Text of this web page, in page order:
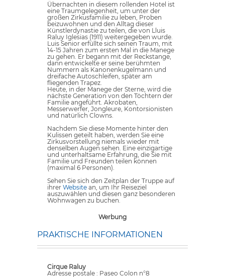
Übernachten in diesem rollenden Hotel ist
eine Traumgelegenheit, um unter der
großen Zirkusfamilie zu leben, Proben
beizuwohnen und den Alltag dieser
Künstlerdynastie zu teilen, die von Lluis
Raluy Iglesias (1911) weitergegeben wurde.
Luis Senior erfüllte sich seinen Traum, mit
14-15 Jahren zum ersten Mal in die Manege
zu gehen. Er begann mit der Reckstange,
dann entwickelte er seine berühmten
Nummern als Kanonenkugelmann und
dreifache Autoschleifen, später am
fliegenden Trapez.
Heute, in der Manege der Sterne, wird die
nächste Generation von den Töchtern der
Familie angeführt. Akrobaten,
Messerwerfer, Jongleure, Kontorsionisten
und natürlich Clowns.
Nachdem Sie diese Momente hinter den
Kulissen geteilt haben, werden Sie eine
Zirkusvorstellung niemals wieder mit
denselben Augen sehen. Eine einzigartige
und unterhaltsame Erfahrung, die Sie mit
Familie und Freunden teilen können
(maximal 6 Personen).
Sehen Sie sich den Zeitplan der Truppe auf
ihrer Website an, um Ihr Reiseziel
auszuwählen und diesen ganz besonderen
Wohnwagen zu buchen.
Werbung
PRAKTISCHE INFORMATIONEN
Cirque Raluy
Adresse postale : Paseo Colon n°8